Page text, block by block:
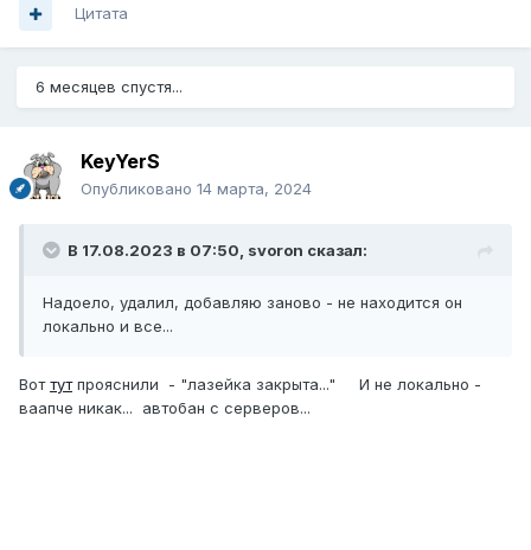
Цитата
6 месяцев спустя...
KeyYerS
Опубликовано 14 марта, 2024
В 17.08.2023 в 07:50, svoron сказал:
Надоело, удалил, добавляю заново - не находится он
локально и все...
Воттутпрояснили - "лазейка закрыта..." И не локально -
ваапче никак... автобан с серверов...